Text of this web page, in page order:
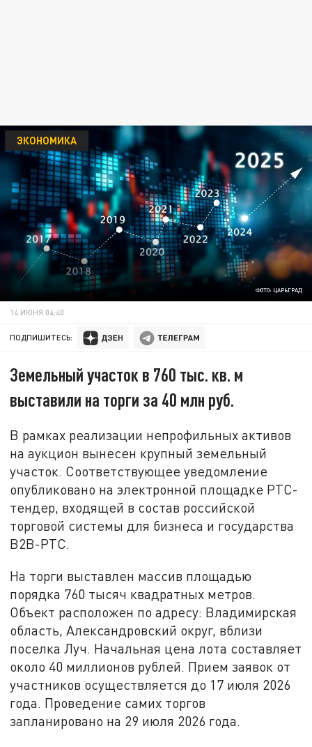
ФОТО: ЦАРЬГРАД
ЭКОНОМИКА
14 ИЮНЯ 04:40
ПОДПИШИТЕСЬ:
Земельный участок в 760 тыс. кв. м
выставили на торги за 40 млн руб.
В рамках реализации непрофильных активов
на аукцион вынесен крупный земельный
участок. Соответствующее уведомление
опубликовано на электронной площадке РТС-
тендер, входящей в состав российской
торговой системы для бизнеса и государства
В2В-РТС.
На торги выставлен массив площадью
порядка 760 тысяч квадратных метров.
Объект расположен по адресу: Владимирская
область, Александровский округ, вблизи
поселка Луч. Начальная цена лота составляет
около 40 миллионов рублей. Прием заявок от
участников осуществляется до 17 июля 2026
года. Проведение самих торгов
запланировано на 29 июля 2026 года.